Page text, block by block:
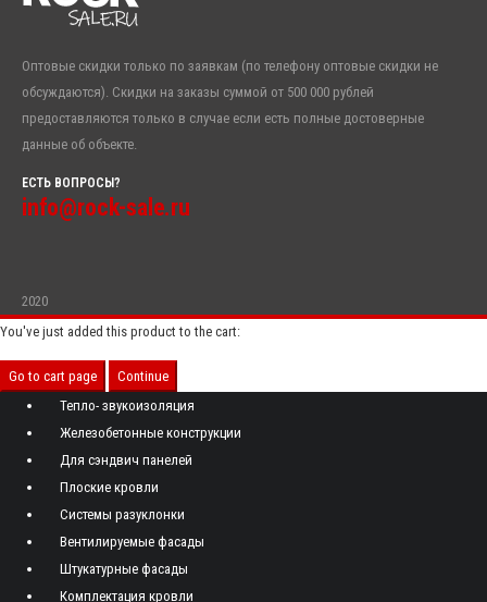
Оптовые скидки только по заявкам (по телефону оптовые скидки не
обсуждаются). Скидки на заказы суммой от 500 000 рублей
предоставляются только в случае если есть полные достоверные
данные об объекте.
ЕСТЬ ВОПРОСЫ?
info@rock-sale.ru
2020
You've just added this product to the cart:
Go to cart page
Continue
Тепло- звукоизоляция
Железобетонные конструкции
Для сэндвич панелей
Плоские кровли
Системы разуклонки
Вентилируемые фасады
Штукатурные фасады
Комплектация кровли